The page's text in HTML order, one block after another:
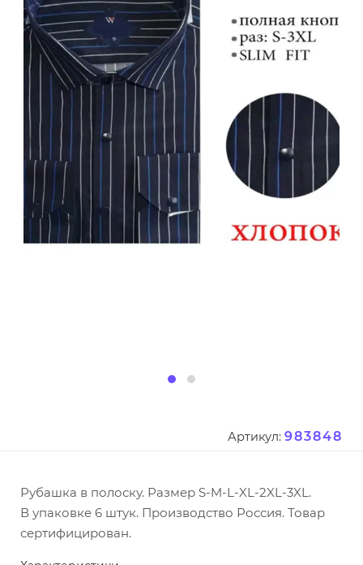
Артикул: 983848
Рубашка в полоску. Размер S-M-L-XL-2XL-3XL.
В упаковке 6 штук. Производство Россия. Товар
сертифицирован.